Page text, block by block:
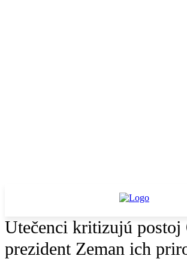
Utečenci kritizujú postoj
prezident Zeman ich